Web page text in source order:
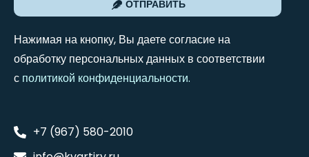
ОТПРАВИТЬ
Нажимая на кнопку, Вы даете согласие на
обработку персональных данных в соответствии
с политикой конфиденциальности.
+7 (967) 580-2010